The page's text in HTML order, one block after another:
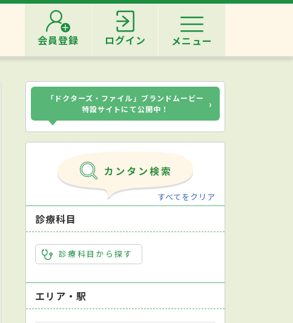
会員登録 ログイン メニュー
「ドクターズ・ファイル」ブランドムービー
特設サイトにて公開中！
›
すべてをクリア
診療科目
診療科目から探す
エリア・駅